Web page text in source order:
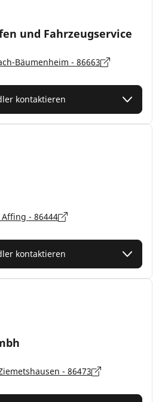
und Fahrzeugservice
Bäumenheim - 86663
kontaktieren
- 86444
kontaktieren
- 86473